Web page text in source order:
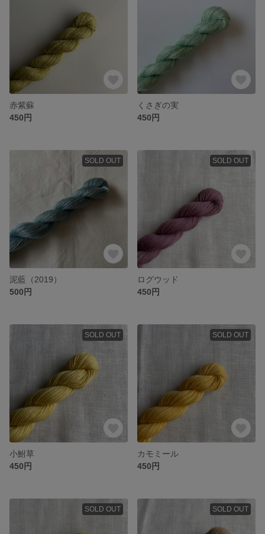
赤紫蘇
450円
くさぎの実
450円
SOLD OUT
泥藍（2019）
500円
SOLD OUT
ログウッド
450円
SOLD OUT
小鮒草
450円
SOLD OUT
カモミール
450円
SOLD OUT SOLD OUT